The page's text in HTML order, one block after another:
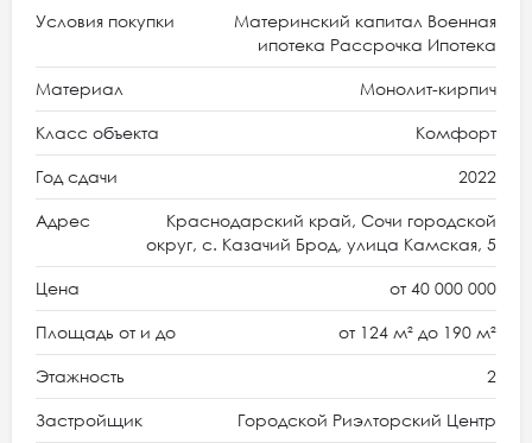
Условия покупки
Материнский капитал Военная
ипотека Рассрочка Ипотека
Материал Монолит-кирпич
Класс объекта Комфорт
Год сдачи 2022
Адрес
Краснодарский край, Сочи городской
округ, с. Казачий Брод, улица Камская, 5
Цена от 40 000 000
Площадь от и до от 124 м² до 190 м²
Этажность 2
Застройщик Городской Риэлторский Центр